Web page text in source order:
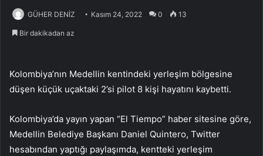
GÜHER DENİZ Kasım 24, 2022 0 13
Bir dakikadan az
Kolombiya’nın Medellin kentindeki yerleşim bölgesine
düşen küçük uçaktaki 2’si pilot 8 kişi hayatını kaybetti.
Kolombiya’da yayın yapan “El Tiempo” haber sitesine göre,
Medellin Belediye Başkanı Daniel Quintero, Twitter
hesabından yaptığı paylaşımda, kentteki yerleşim